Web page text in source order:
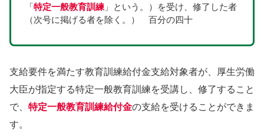
「特定一般教育訓練」という。）を受け、修了した者
（次号に掲げる者を除く。）　百分の四十
支給要件を満たす教育訓練給付金支給対象者が、厚生労働
大臣が指定する特定一般教育訓練を受講し、修了すること
で、 特定一般教育訓練給付金の支給を受けることができま
す。